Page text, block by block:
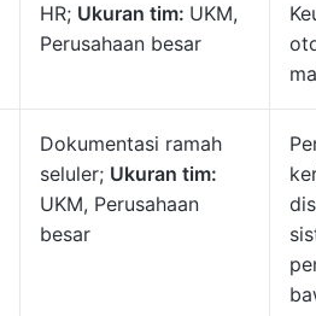
HR; Ukuran tim: UKM,
Perusahaan besar
Dokumentasi ramah
seluler; Ukuran tim:
UKM, Perusahaan
besar